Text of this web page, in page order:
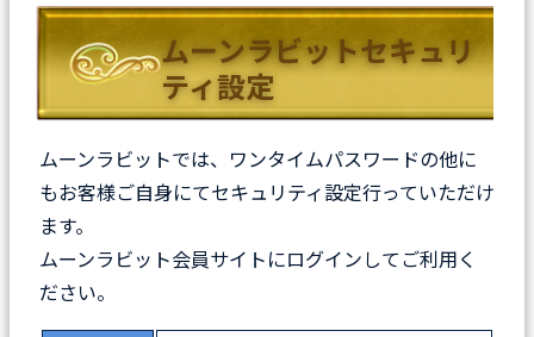
ムーンラビットセキュリ
ティ設定
ムーンラビットでは、ワンタイムパスワードの他に
もお客様ご自身にてセキュリティ設定行っていただけ
ます。
ムーンラビット会員サイトにログインしてご利用く
ださい。